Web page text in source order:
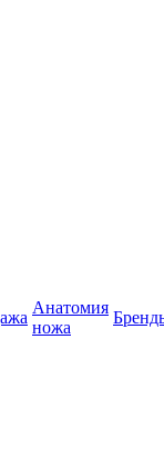
Анатомия
ножа